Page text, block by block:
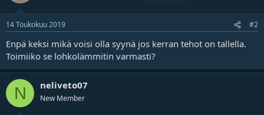
14 Toukokuu 2019 #2
Enpä keksi mikä voisi olla syynä jos kerran tehot on tallella.
Toimiiko se lohkolämmitin varmasti?
N neliveto07
New Member